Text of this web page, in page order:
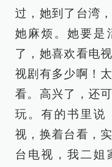
过，她到了台湾
她麻烦。她要是
了，她喜欢看电
视剧有多少啊！
看。高兴了，还
玩。有的书里说
视，换着台看，
台电视，我二姐